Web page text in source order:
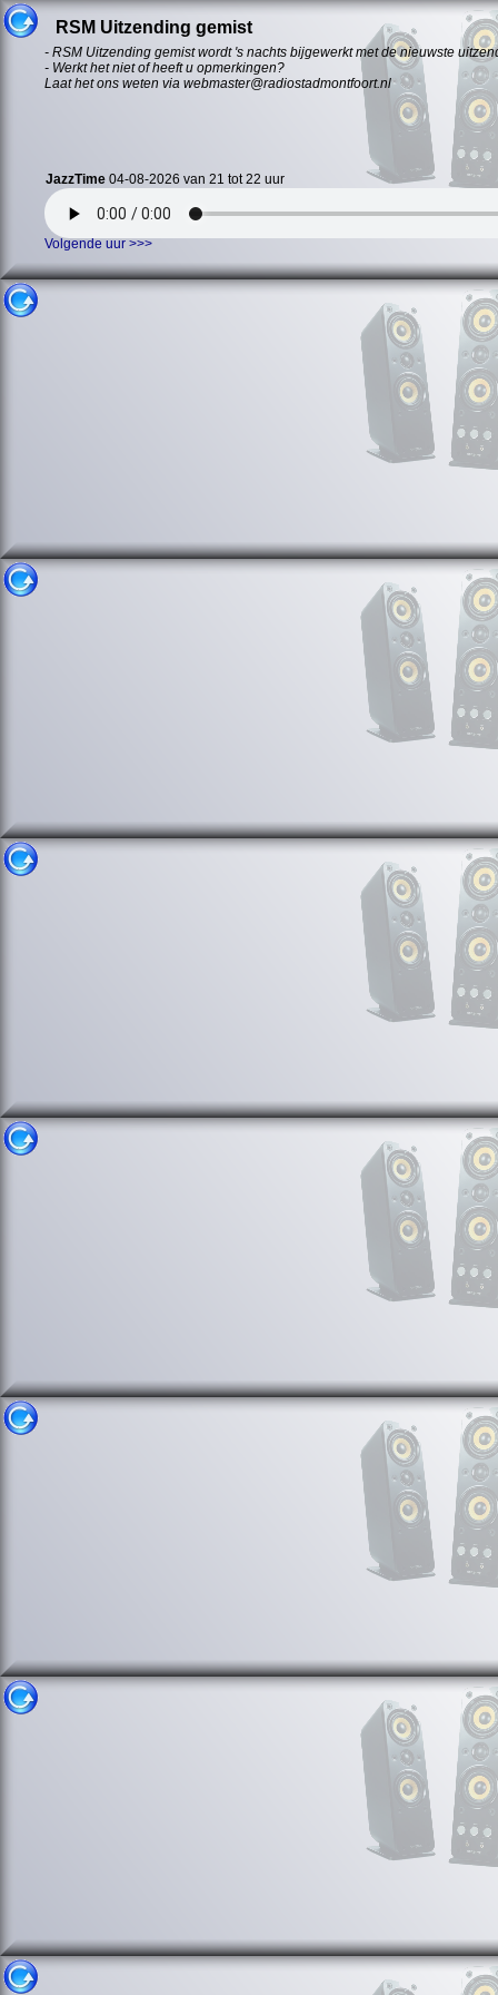
RSM Uitzending gemist
JazzTime 04-08-2026 van 21 tot 22 uur
Volgende uur >>>
- RSM Uitzending gemist wordt 's nachts bijgewerkt met de nieuwste
- Werkt het niet of heeft u opmerkingen?
Laat het ons weten via webmaster@radiostadmontfoort.nl